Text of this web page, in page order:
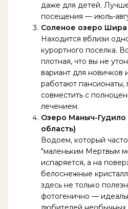
даже для детей.
посещения — июль-
Соленое озеро Шира
Находится вблизи
курортного поселка.
плотная, что вы не
вариант для новичков
работают
совместить с
лечением.
Озеро Маныч-Гудило
область)
Водоем, который
"маленьким Мертвым
испаряется, а на
белоснежные
здесь не только
фотогенично —